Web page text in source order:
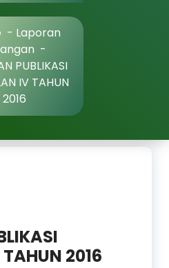
- Laporan
-
PUBLIKASI
IV TAHUN
2016
2016